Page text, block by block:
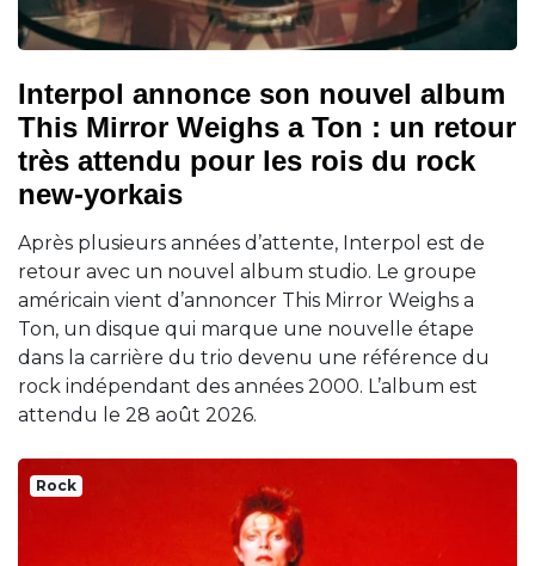
Interpol annonce son nouvel album
This Mirror Weighs a Ton : un retour
très attendu pour les rois du rock
new-yorkais
Après plusieurs années d’attente, Interpol est de
retour avec un nouvel album studio. Le groupe
américain vient d’annoncer This Mirror Weighs a
Ton, un disque qui marque une nouvelle étape
dans la carrière du trio devenu une référence du
rock indépendant des années 2000. L’album est
attendu le 28 août 2026.
Rock